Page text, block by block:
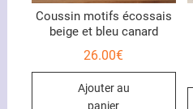
Coussin motifs écossais
beige et bleu canard
26.00€
Ajouter au
panier